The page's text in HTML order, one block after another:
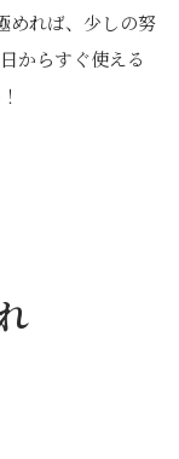
めれば、少しの努
からすぐ使える